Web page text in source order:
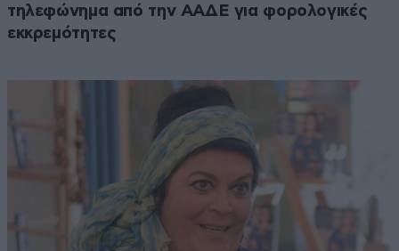
τηλεφώνημα από την ΑΑΔΕ για φορολογικές
εκκρεμότητες